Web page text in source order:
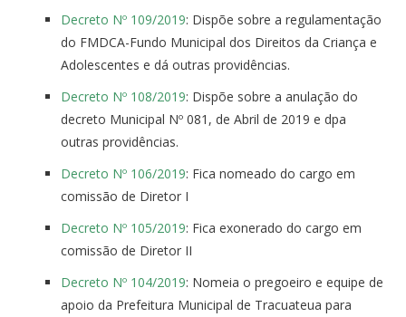
Decreto Nº 109/2019: Dispõe sobre a regulamentação
do FMDCA-Fundo Municipal dos Direitos da Criança e
Adolescentes e dá outras providências.
Decreto Nº 108/2019: Dispõe sobre a anulação do
decreto Municipal Nº 081, de Abril de 2019 e dpa
outras providências.
Decreto Nº 106/2019: Fica nomeado do cargo em
comissão de Diretor I
Decreto Nº 105/2019: Fica exonerado do cargo em
comissão de Diretor II
Decreto Nº 104/2019: Nomeia o pregoeiro e equipe de
apoio da Prefeitura Municipal de Tracuateua para